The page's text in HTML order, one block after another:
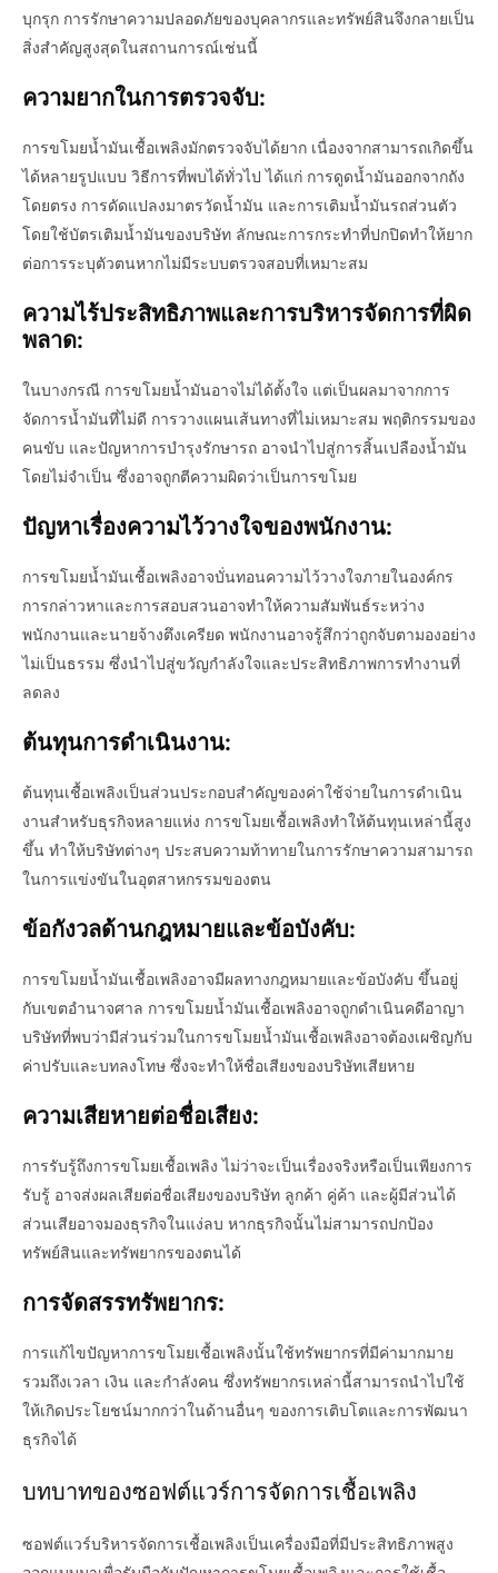
บุกรุก การรักษาความปลอดภัยของบุคลากรและทรัพย์สินจึงกลายเป็น
สิ่งสำคัญสูงสุดในสถานการณ์เช่นนี้
ความยากในการตรวจจับ:
การขโมยน้ำมันเชื้อเพลิงมักตรวจจับได้ยาก เนื่องจากสามารถเกิดขึ้น
ได้หลายรูปแบบ วิธีการที่พบได้ทั่วไป ได้แก่ การดูดน้ำมันออกจากถัง
โดยตรง การดัดแปลงมาตรวัดน้ำมัน และการเติมน้ำมันรถส่วนตัว
โดยใช้บัตรเติมน้ำมันของบริษัท ลักษณะการกระทำที่ปกปิดทำให้ยาก
ต่อการระบุตัวตนหากไม่มีระบบตรวจสอบที่เหมาะสม
ความไร้ประสิทธิภาพและการบริหารจัดการที่ผิด
พลาด:
ในบางกรณี การขโมยน้ำมันอาจไม่ได้ตั้งใจ แต่เป็นผลมาจากการ
จัดการน้ำมันที่ไม่ดี การวางแผนเส้นทางที่ไม่เหมาะสม พฤติกรรมของ
คนขับ และปัญหาการบำรุงรักษารถ อาจนำไปสู่การสิ้นเปลืองน้ำมัน
โดยไม่จำเป็น ซึ่งอาจถูกตีความผิดว่าเป็นการขโมย
ปัญหาเรื่องความไว้วางใจของพนักงาน:
การขโมยน้ำมันเชื้อเพลิงอาจบั่นทอนความไว้วางใจภายในองค์กร
การกล่าวหาและการสอบสวนอาจทำให้ความสัมพันธ์ระหว่าง
พนักงานและนายจ้างตึงเครียด พนักงานอาจรู้สึกว่าถูกจับตามองอย่าง
ไม่เป็นธรรม ซึ่งนำไปสู่ขวัญกำลังใจและประสิทธิภาพการทำงานที่
ลดลง
ต้นทุนการดำเนินงาน:
ต้นทุนเชื้อเพลิงเป็นส่วนประกอบสำคัญของค่าใช้จ่ายในการดำเนิน
งานสำหรับธุรกิจหลายแห่ง การขโมยเชื้อเพลิงทำให้ต้นทุนเหล่านี้สูง
ขึ้น ทำให้บริษัทต่างๆ ประสบความท้าทายในการรักษาความสามารถ
ในการแข่งขันในอุตสาหกรรมของตน
ข้อกังวลด้านกฎหมายและข้อบังคับ:
การขโมยน้ำมันเชื้อเพลิงอาจมีผลทางกฎหมายและข้อบังคับ ขึ้นอยู่
กับเขตอำนาจศาล การขโมยน้ำมันเชื้อเพลิงอาจถูกดำเนินคดีอาญา
บริษัทที่พบว่ามีส่วนร่วมในการขโมยน้ำมันเชื้อเพลิงอาจต้องเผชิญกับ
ค่าปรับและบทลงโทษ ซึ่งจะทำให้ชื่อเสียงของบริษัทเสียหาย
ความเสียหายต่อชื่อเสียง:
การรับรู้ถึงการขโมยเชื้อเพลิง ไม่ว่าจะเป็นเรื่องจริงหรือเป็นเพียงการ
รับรู้ อาจส่งผลเสียต่อชื่อเสียงของบริษัท ลูกค้า คู่ค้า และผู้มีส่วนได้
ส่วนเสียอาจมองธุรกิจในแง่ลบ หากธุรกิจนั้นไม่สามารถปกป้อง
ทรัพย์สินและทรัพยากรของตนได้
การจัดสรรทรัพยากร:
การแก้ไขปัญหาการขโมยเชื้อเพลิงนั้นใช้ทรัพยากรที่มีค่ามากมาย
รวมถึงเวลา เงิน และกำลังคน ซึ่งทรัพยากรเหล่านี้สามารถนำไปใช้
ให้เกิดประโยชน์มากกว่าในด้านอื่นๆ ของการเติบโตและการพัฒนา
ธุรกิจได้
บทบาทของซอฟต์แวร์การจัดการเชื้อเพลิง
ซอฟต์แวร์บริหารจัดการเชื้อเพลิงเป็นเครื่องมือที่มีประสิทธิภาพสูง